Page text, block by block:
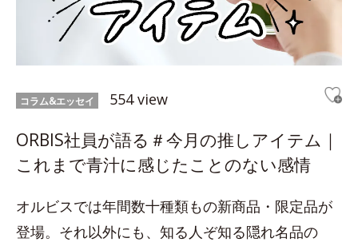
コラム&エッセイ 554 view
ORBIS社員が語る＃今月の推しアイテム｜
これまで青汁に感じたことのない感情
オルビスでは年間数十種類もの新商品・限定品が
登場。それ以外にも、知る人ぞ知る隠れ名品の